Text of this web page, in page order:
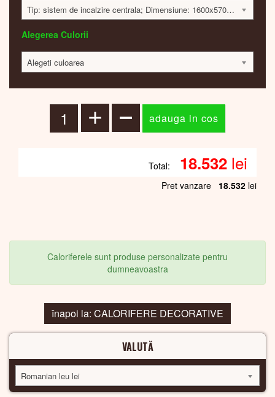
Tip: sistem de incalzire centrala; Dimensiune: 1600x570x135 mm; 843 Watt; 18491 lei
Alegerea Culorii
Alegeti culoarea
Total: 18.532 lei
Pret vanzare 18.532 lei
Caloriferele sunt produse personalizate pentru
dumneavoastra
înapoi la: CALORIFERE DECORATIVE
VALUTĂ
Romanian leu lei